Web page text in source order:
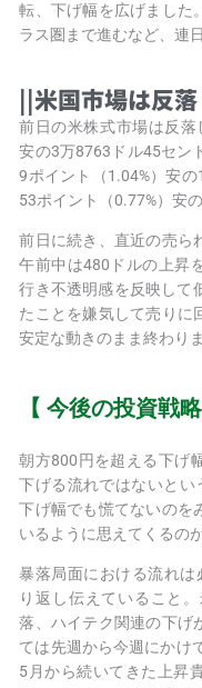
転、下げ幅を広げました
ラス圏まで進むなど、連
||米国市場は反落
前日の米株式市場は反落
安の3万8763ドル45セン
9ポイント（1.04%）安
53ポイント（0.77%）安
前日に続き、直近の売ら
午前中は480ドルの上昇
行き不透明感を反映して
たことを嫌気して売りに
安定な動きのまま終わり
【 今後の投資戦略
朝方800円を超える下げ
下げる流れではないとい
下げ幅でも慌てないのを
いるように思えてくるの
暴落局面における流れ
り返し伝えていること
落、ハイテク関連の下げ
ては先週から今週にかけ
5月から続いてきた上昇